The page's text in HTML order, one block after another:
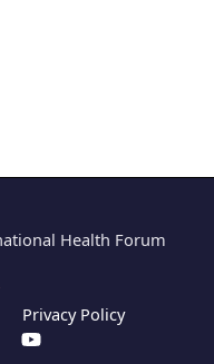
Health Forum
Privacy Policy